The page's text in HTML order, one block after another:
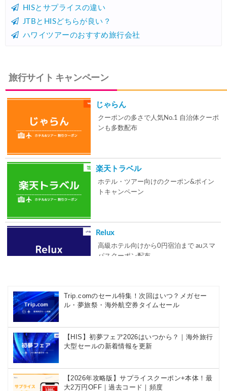
HISとサプライスの違い
JTBとHISどちらが良い？
ハワイツアーのおすすめ旅行会社
旅行サイト キャンペーン
じゃらん
クーポンの多さで人気No.1 自治体クーポ
ンも多数配布
楽天トラベル
ホテル・ツアー向けのクーポン&ポイン
トキャンペーン
Relux
高級ホテル向けから0円宿泊まで auスマ
パスクーポン配布
Expedia
ホテル10%やダイナミックパッケージの
都市別の5~10%OFFクーポンや10%以上
お得になる裏技
Trip.comのセール特集！次回はいつ？メガセー
ル・夢旅祭・海外航空券タイムセール
【HIS】初夢フェア2026はいつから？｜海外旅行
大型セールの新着情報を更新
【2026年攻略版】サプライスクーポン+本体！最
大2万円OFF｜過去コード｜頻度